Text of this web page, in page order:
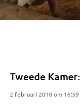
Tweede
2 februari 2010 om